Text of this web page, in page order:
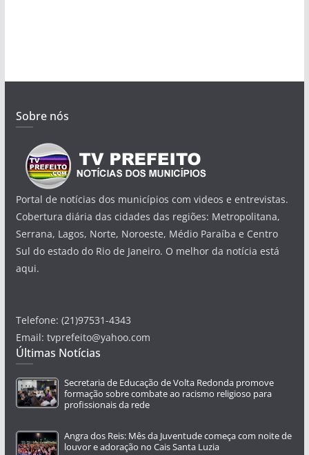
Sobre nós
Portal de notícias dos municípios com videos e entrevistas.
Cobertura diária das cidades das regiões: Metropolitana,
Serrana, Lagos, Norte, Noroeste, Médio Paraíba e Centro
Sul do estado do Rio de Janeiro. O melhor da notícia está
aqui.
Telefone: (21)97531-4343
Email: tvprefeito@yahoo.com
Últimas Notícias
Secretaria de Educação de Volta Redonda promove
formação sobre combate ao racismo religioso para
profissionais da rede
Angra dos Reis: Mês da Juventude começa com noite de
louvor e adoração no Cais Santa Luzia